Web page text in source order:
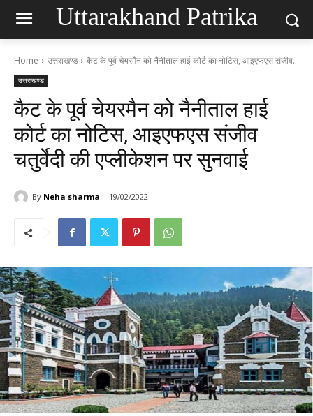
Uttarakhand Patrika
Home उत्तराखण्ड कैट के पूर्व चेयरमैन को नैनीताल हाई कोर्ट का नोटिस, आइएफएस संजीव...
उत्तराखण्ड
कैट के पूर्व चेयरमैन को नैनीताल हाई
कोर्ट का नोटिस, आइएफएस संजीव
चतुर्वेदी की एप्लीकेशन पर सुनवाई
By Neha sharma 19/02/2022